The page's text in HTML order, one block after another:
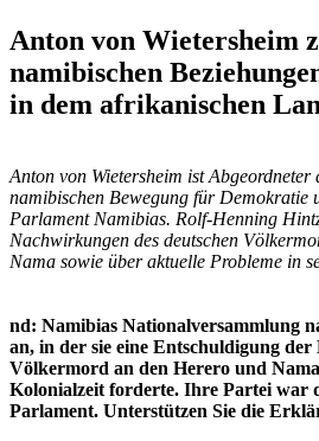
Anton von Wietersheim
namibischen
in dem afrikanischen
Anton von Wietersheim ist
namibischen Bewegung für
Parlament Namibias. Rolf-Henning
Nachwirkungen des deutschen
Nama sowie über aktuelle Probleme in
nd: Namibias Nationalversammlung
an, in der sie eine Entschuldigung
Völkermord an den Herero und
Kolonialzeit forderte. Ihre Partei war
Parlament. Unterstützen Sie die